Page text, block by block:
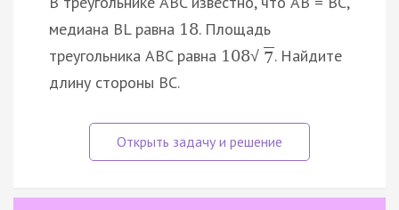
медиана BL равна 18. Площадь
треугольника ABC равна 108√ 7. Найдите
длину стороны BC.